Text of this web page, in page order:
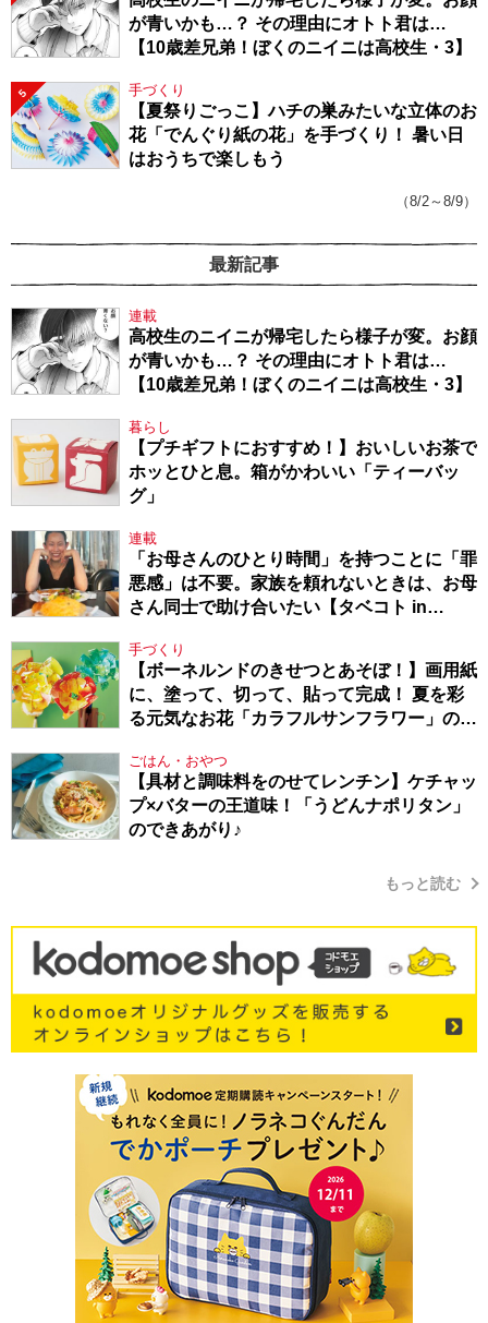
が青いかも…？ その理由にオトト君は…
【10歳差兄弟！ぼくのニイニは高校生・3】
5 手づくり
【夏祭りごっこ】ハチの巣みたいな立体のお
花「でんぐり紙の花」を手づくり！ 暑い日
はおうちで楽しもう
（8/2～8/9）
最新記事
連載
高校生のニイニが帰宅したら様子が変。お顔
が青いかも…？ その理由にオトト君は…
【10歳差兄弟！ぼくのニイニは高校生・3】
暮らし
【プチギフトにおすすめ！】おいしいお茶で
ホッとひと息。箱がかわいい「ティーバッ
グ」
連載
「お母さんのひとり時間」を持つことに「罪
悪感」は不要。家族を頼れないときは、お母
さん同士で助け合いたい【タベコト in
手づくり
【ボーネルンドのきせつとあそぼ！】画用紙
に、塗って、切って、貼って完成！ 夏を彩
る元気なお花「カラフルサンフラワー」の作
ごはん・おやつ
【具材と調味料をのせてレンチン】ケチャッ
プ×バターの王道味！「うどんナポリタン」
のできあがり♪
もっと読む